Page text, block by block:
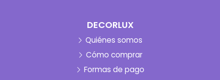
DECORLUX
Quiénes somos
Cómo comprar
Formas de pago